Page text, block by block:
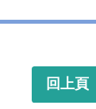
回上頁